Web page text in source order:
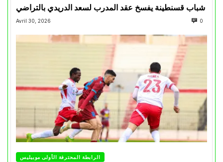
شباب قسنطينة يفسخ عقد المدرب لسعد الدريدي بالتراضي
Avril 30, 2026 0
الرابطة المحترفة الأولى موبيليس